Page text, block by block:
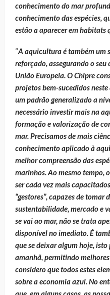
conhecimento do mar
conhecimento das espécies,
estão a aparecer em habitats
“A aquicultura é também um
reforçado, assegurando o
União Europeia. O Chipre
projetos bem-sucedidos
um padrão generalizado a
necessário investir mais na
formação e valorização de
mar. Precisamos de mais
conhecimento aplicado à
melhor compreensão das
marinhos. Ao mesmo tempo,
ser cada vez mais
“gestores”, capazes de tomar
sustentabilidade, mercado e
se vai ao mar, não se trata
disponível no imediato. É
que se deixar algum hoje,
amanhã, permitindo
considero que todos estes
sobre a economia azul. No